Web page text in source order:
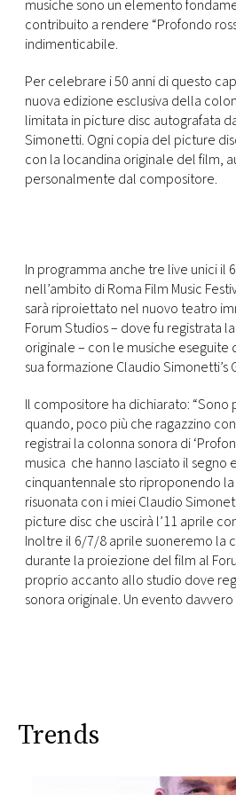
CONSIGLIA
musiche sono un elemento
contribuito a rendere “Profondo
indimenticabile.
Per celebrare i 50 anni di questo
nuova edizione esclusiva della
limitata in picture disc autografata
Simonetti. Ogni copia del picture
con la locandina originale del film,
personalmente dal compositore.
In programma anche tre live unici il
nell’ambito di Roma Film Music
sarà riproiettato nel nuovo teatro
Forum Studios – dove fu registrata
originale – con le musiche eseguite
sua formazione Claudio Simonetti’s
Il compositore ha dichiarato: “Sono
quando, poco più che ragazzino
registrai la colonna sonora di
musica che hanno lasciato il segno
cinquantennale sto riproponendo
risuonata con i miei Claudio
picture disc che uscirà l’11 aprile
Inoltre il 6/7/8 aprile suoneremo la
durante la proiezione del film al
proprio accanto allo studio dove
sonora originale. Un evento davvero
Trends